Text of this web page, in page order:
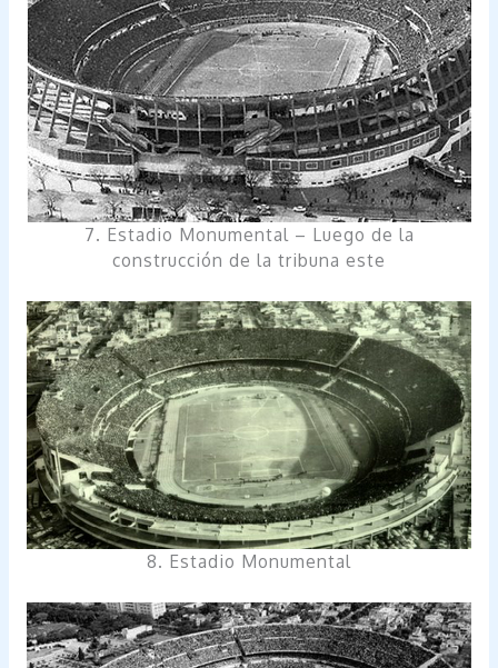
7. Estadio Monumental – Luego de la
construcción de la tribuna este
8. Estadio Monumental